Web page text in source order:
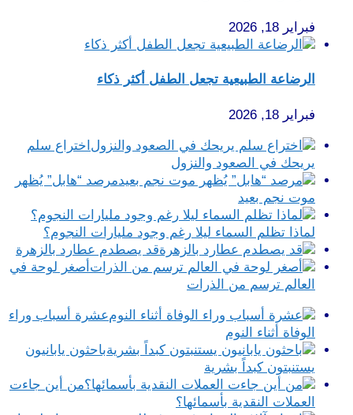
فبراير 18, 2026
الرضاعة الطبيعية تجعل الطفل أكثر ذكاء
فبراير 18, 2026
اختراع سلم
يريحك في الصعود والنزول
مرصد “هابل” يُظهر
موت نجم بعيد
لماذا تظلم السماء ليلا رغم وجود مليارات النجوم؟
قد يصطدم عطارد بالزهرة
أصغر لوحة في
العالم ترسم من الذرات
عشرة أسباب وراء
الوفاة أثناء النوم
باحثون يابانيون
يستنبتون كبداً بشرية
من أين جاءت
العملات النقدية بأسمائها؟